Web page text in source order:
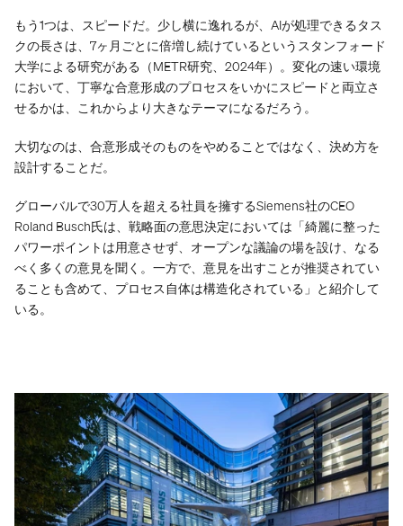
もう1つは、スピードだ。少し横に逸れるが、AIが処理できるタス
クの長さは、7ヶ月ごとに倍増し続けているというスタンフォード
大学による研究がある（METR研究、2024年）。変化の速い環境
において、丁寧な合意形成のプロセスをいかにスピードと両立さ
せるかは、これからより大きなテーマになるだろう。
大切なのは、合意形成そのものをやめることではなく、決め方を
設計することだ。
グローバルで30万人を超える社員を擁するSiemens社のCEO
Roland Busch氏は、戦略面の意思決定においては「綺麗に整った
パワーポイントは用意させず、オープンな議論の場を設け、なる
べく多くの意見を聞く。一方で、意見を出すことが推奨されてい
ることも含めて、プロセス自体は構造化されている」と紹介して
いる。
WORK
SERVICES
ABOUT
CONTACT